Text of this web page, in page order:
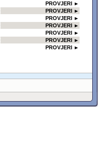
PROVJERI ►
PROVJERI ►
PROVJERI ►
PROVJERI ►
PROVJERI ►
PROVJERI ►
PROVJERI ►